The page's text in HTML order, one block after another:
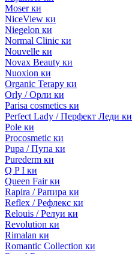
Moser ки
NiceView ки
Niegelon ки
Normal Clinic ки
Nouvelle ки
Novax Beauty ки
Nuoxion ки
Organic Terapy ки
Orly / Орли ки
Parisa cosmetics ки
Perfect Lady / Перфект Леди ки
Pole ки
Procosmetic ки
Pupa / Пупа ки
Purederm ки
Q P I ки
Queen Fair ки
Rapira / Рапира ки
Reflex / Рефлекс ки
Relouis / Релуи ки
Revolution ки
Rimalan ки
Romantic Collection ки